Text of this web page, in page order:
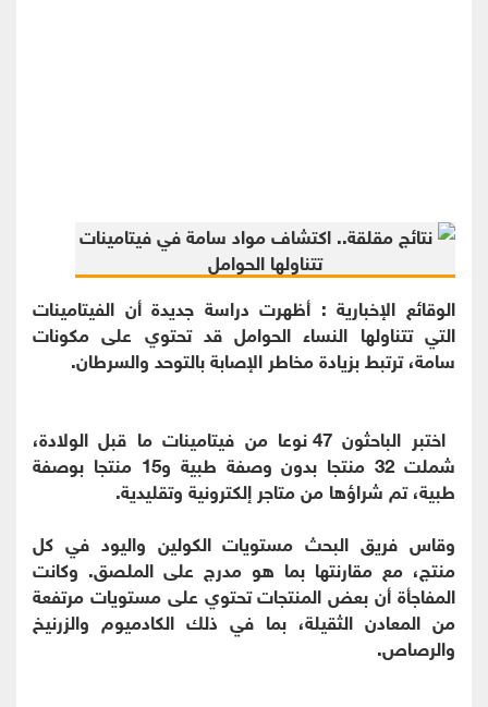
الوقائع الإخبارية : أظهرت دراسة جديدة أن الفيتامينات
التي تتناولها النساء الحوامل قد تحتوي على مكونات
سامة، ترتبط بزيادة مخاطر الإصابة بالتوحد والسرطان.
اختبر الباحثون 47 نوعا من فيتامينات ما قبل الولادة،
شملت 32 منتجا بدون وصفة طبية و15 منتجا بوصفة
طبية، تم شراؤها من متاجر إلكترونية وتقليدية.
وقاس فريق البحث مستويات الكولين واليود في كل
منتج، مع مقارنتها بما هو مدرج على الملصق. وكانت
المفاجأة أن بعض المنتجات تحتوي على مستويات مرتفعة
من المعادن الثقيلة، بما في ذلك الكادميوم والزرنيخ
والرصاص.